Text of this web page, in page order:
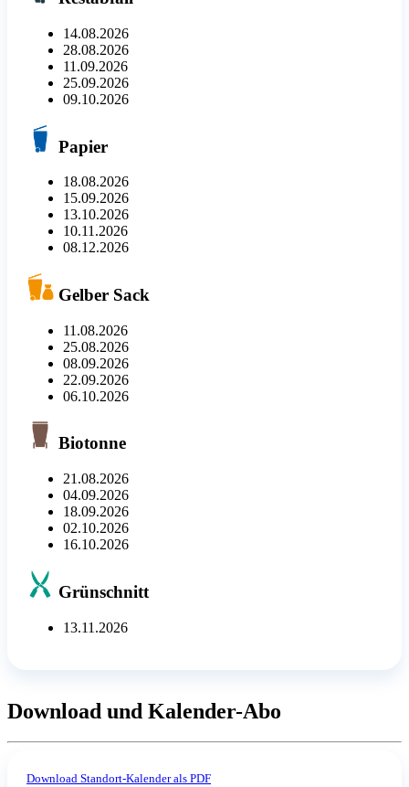
14.08.2026
28.08.2026
11.09.2026
25.09.2026
09.10.2026
Papier
18.08.2026
15.09.2026
13.10.2026
10.11.2026
08.12.2026
Gelber Sack
11.08.2026
25.08.2026
08.09.2026
22.09.2026
06.10.2026
Biotonne
21.08.2026
04.09.2026
18.09.2026
02.10.2026
16.10.2026
Grünschnitt
13.11.2026
Download und Kalender-Abo
Download Standort-Kalender als PDF